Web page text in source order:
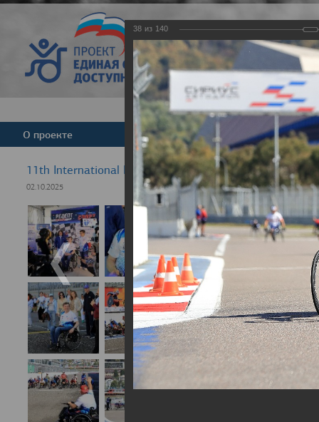
Версия для
О проекте Команда Новости
11th International Rezept-Sport Wheelchair Half
02.10.2025
38 из 140